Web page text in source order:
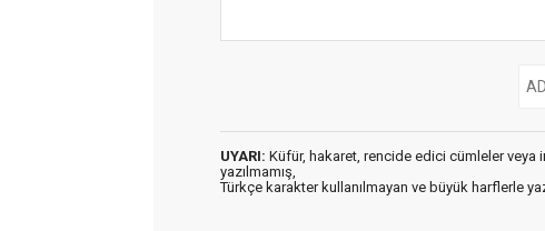
UYARI: Küfür, hakaret, rencide edici cümleler veya
yazılmamış,
Türkçe karakter kullanılmayan ve büyük harflerle